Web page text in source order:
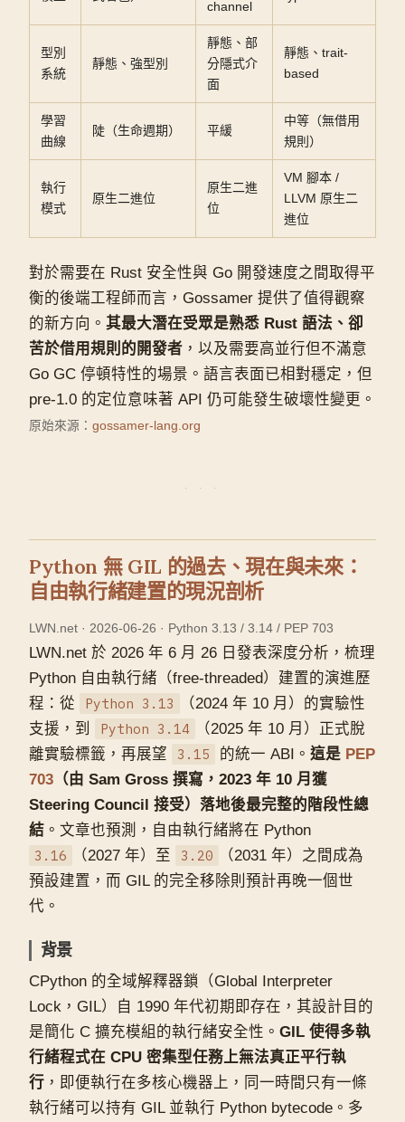
channel
型別
系統
靜態、強型別
靜態、部
分隱式介
面
靜態、trait-
based
學習
曲線
陡（生命週期） 平緩
中等（無借用
規則）
執行
模式
原生二進位
原生二進
位
VM 腳本 /
LLVM 原生二
進位
對於需要在 Rust 安全性與 Go 開發速度之間取得平
衡的後端工程師而言，Gossamer 提供了值得觀察
的新方向。 其最大潛在受眾是熟悉 Rust 語法、卻
苦於借用規則的開發者 ，以及需要高並行但不滿意
Go GC 停頓特性的場景。語言表面已相對穩定，但
pre-1.0 的定位意味著 API 仍可能發生破壞性變更。
原始來源： gossamer-lang.org
Python 無 GIL 的過去、現在與未來：
自由執行緒建置的現況剖析
LWN.net · 2026-06-26 · Python 3.13 / 3.14 / PEP 703
LWN.net 於 2026 年 6 月 26 日發表深度分析，梳理
Python 自由執行緒（free-threaded）建置的演進歷
程：從
Python 3.13
（2024 年 10 月）的實驗性
支援，到
Python 3.14
（2025 年 10 月）正式脫
離實驗標籤，再展望
3.15 的統一 ABI。 這是 PEP
703 （由 Sam Gross 撰寫，2023 年 10 月獲
Steering Council 接受）落地後最完整的階段性總
結 。文章也預測，自由執行緒將在 Python
3.16 （2027 年）至 3.20
（2031 年）之間成為
預設建置，而 GIL 的完全移除則預計再晚一個世
代。
背景
CPython 的全域解釋器鎖（Global Interpreter
Lock，GIL）自 1990 年代初期即存在，其設計目的
是簡化 C 擴充模組的執行緒安全性。 GIL 使得多執
行緒程式在 CPU 密集型任務上無法真正平行執
行 ，即便執行在多核心機器上，同一時間只有一條
執行緒可以持有 GIL 並執行 Python bytecode。多